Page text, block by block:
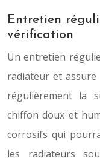
Entretien
vérification
Un entretien
radiateur et
régulièrement la
chiffon doux et
corrosifs qui
les radiateurs